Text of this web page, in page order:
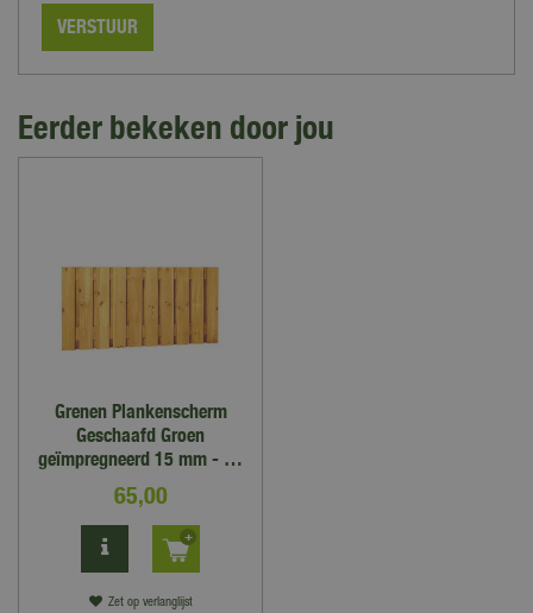
Eerder bekeken door jou
Grenen Plankenscherm
Geschaafd Groen
geïmpregneerd 15 mm - …
65,00
Zet op verlanglijst